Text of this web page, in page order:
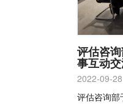
评估咨
事互动
2022-09-28
评估咨询部